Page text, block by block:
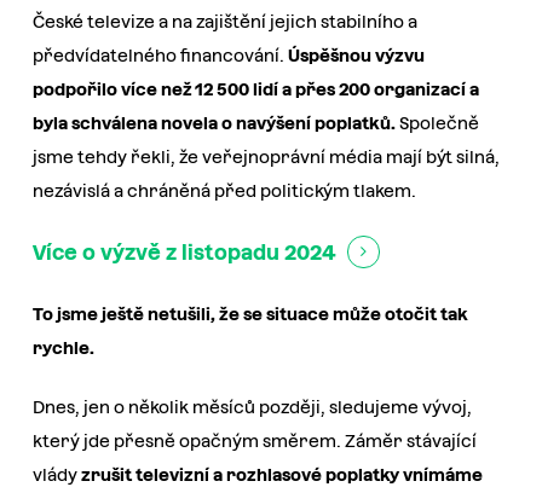
České televize a na zajištění jejich stabilního a
předvídatelného financování. Úspěšnou výzvu
podpořilo více než 12 500 lidí a přes 200 organizací a
byla schválena novela o navýšení poplatků.Společně
jsme tehdy řekli, že veřejnoprávní média mají být silná,
nezávislá a chráněná před politickým tlakem.
Více o výzvě z listopadu 2024
To jsme ještě netušili, že se situace může otočit tak
rychle.
Dnes, jen o několik měsíců později, sledujeme vývoj,
který jde přesně opačným směrem. Záměr stávající
vládyzrušit televizní a rozhlasové poplatky vnímáme